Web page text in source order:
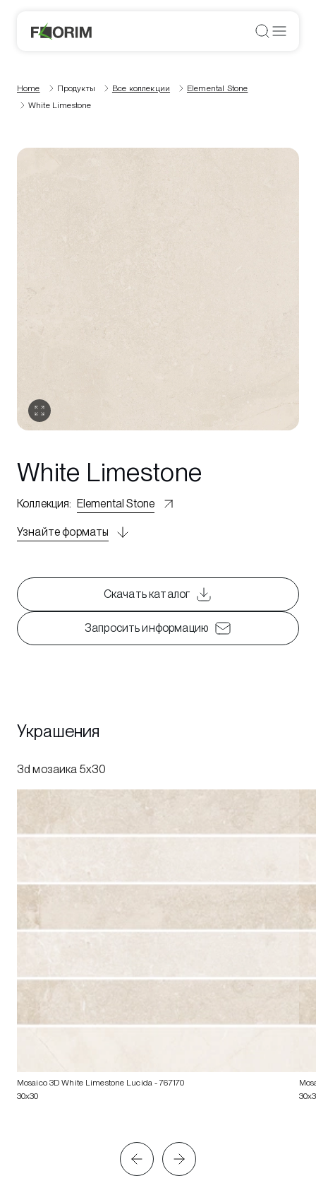
Home Продукты Все коллекции
Elemental Stone
White Limestone
White Limestone
Коллекция: Elemental Stone
Узнайте форматы
Скачать каталог
Запросить информацию
Украшения
3d мозаика 5x30
Mosaico 3D White Limestone Lucida- 767170
30x30